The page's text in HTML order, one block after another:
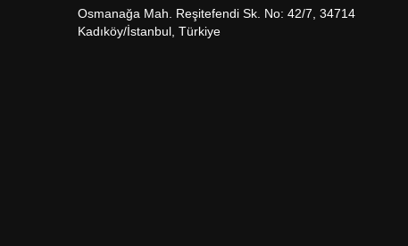
Osmanağa Mah. Reşitefendi Sk. No: 42/7, 34714
Kadıköy/İstanbul, Türkiye